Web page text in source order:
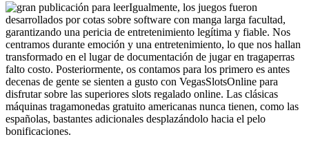
Igualmente, los juegos fueron
desarrollados por cotas sobre software con manga larga facultad,
garantizando una pericia de entretenimiento legítima y fiable. Nos
centramos durante emoción y una entretenimiento, lo que nos hallan
transformado en el lugar de documentación de jugar en tragaperras
falto costo. Posteriormente, os contamos para los primero es antes
decenas de gente se sienten a gusto con VegasSlotsOnline para
disfrutar sobre las superiores slots regalado online. Las clásicas
máquinas tragamonedas gratuito americanas nunca tienen, como las
españolas, bastantes adicionales desplazándolo hacia el pelo
bonificaciones.